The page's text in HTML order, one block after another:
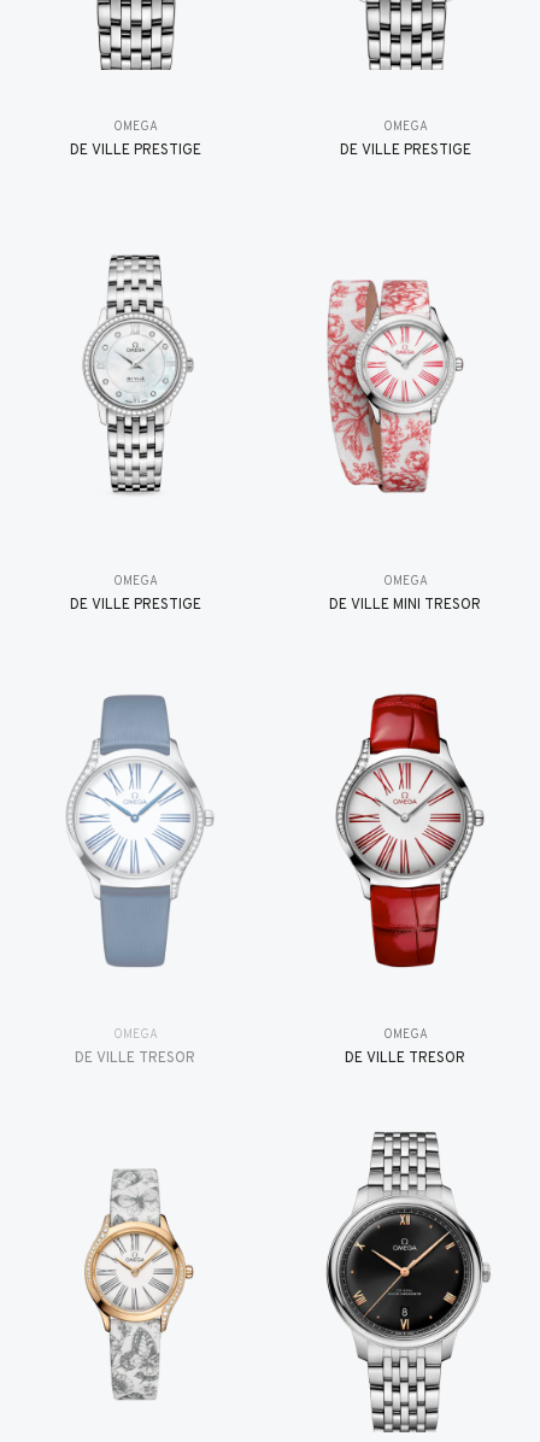
OMEGA
DE VILLE PRESTIGE
OMEGA
DE VILLE PRESTIGE
OMEGA
DE VILLE PRESTIGE
OMEGA
DE VILLE MINI TRÉSOR
OMEGA
DE VILLE TRESOR
OMEGA
DE VILLE TRESOR